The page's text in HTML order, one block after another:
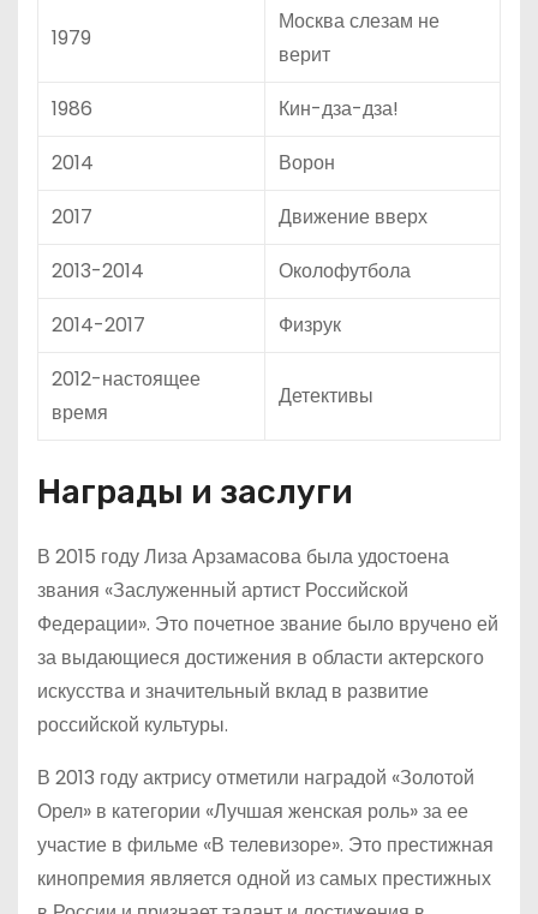
1979
Москва слезам не
верит
1986
Кин-дза-дза!
2014
Ворон
2017
Движение вверх
2013-2014
Околофутбола
2014-2017
Физрук
2012-настоящее
время
Детективы
Награды и заслуги
В 2015 году Лиза Арзамасова была удостоена
звания «Заслуженный артист Российской
Федерации». Это почетное звание было вручено ей
за выдающиеся достижения в области актерского
искусства и значительный вклад в развитие
российской культуры.
В 2013 году актрису отметили наградой «Золотой
Орел» в категории «Лучшая женская роль» за ее
участие в фильме «В телевизоре». Это престижная
кинопремия является одной из самых престижных